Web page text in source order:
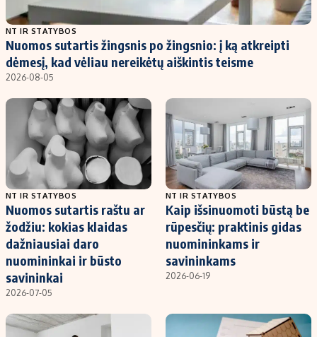
Populiarios temos
Investavimas
Akcijų rinka
Saulės elektrinės
Kriptovaliutos
Infliacija
Migracija
Titulinis
Nedarbo išmokos skaičiuoklė
Indėlių skaičiuoklė
Būsto finansai
Įdomios naujienos
Redakcija
Apie mus
Redakcijos politika
Privatumo politika
Turinio žymėjimo taisyklės
Kontaktai
NT IR STATYBOS
Nuomos sutartis žingsnis po žingsnio: į ką atkreipti
dėmesį, kad vėliau nereikėtų aiškintis teisme
2026-08-05
NT IR STATYBOS
Nuomos sutartis raštu ar
žodžiu: kokias klaidas
dažniausiai daro
nuomininkai ir būsto
savininkai
2026-07-05
NT IR STATYBOS
Kaip išsinuomoti būstą be
rūpesčių: praktinis gidas
nuomininkams ir
savininkams
2026-06-19